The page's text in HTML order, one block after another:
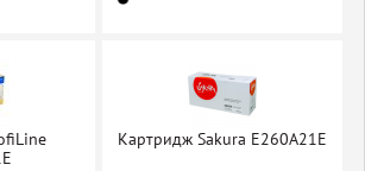
Картридж Sakura E260A21E